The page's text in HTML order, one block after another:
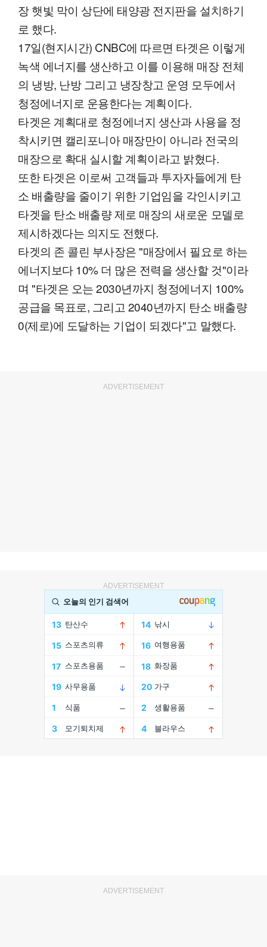
장 햇빛 막이 상단에 태양광 전지판을 설치하기
로 했다.
17일(현지시간) CNBC에 따르면 타겟은 이렇게
녹색 에너지를 생산하고 이를 이용해 매장 전체
의 냉방, 난방 그리고 냉장창고 운영 모두에서
청정에너지로 운용한다는 계획이다.
타겟은 계획대로 청정에너지 생산과 사용을 정
착시키면 캘리포니아 매장만이 아니라 전국의
매장으로 확대 실시할 계획이라고 밝혔다.
또한 타겟은 이로써 고객들과 투자자들에게 탄
소 배출량을 줄이기 위한 기업임을 각인시키고
타겟을 탄소 배출량 제로 매장의 새로운 모델로
제시하겠다는 의지도 전했다.
타겟의 존 콜린 부사장은 "매장에서 필요로 하는
에너지보다 10% 더 많은 전력을 생산할 것"이라
며 "타겟은 오는 2030년까지 청정에너지 100%
공급을 목표로, 그리고 2040년까지 탄소 배출량
0(제로)에 도달하는 기업이 되겠다"고 말했다.
ADVERTISEMENT
ADVERTISEMENT
ADVERTISEMENT